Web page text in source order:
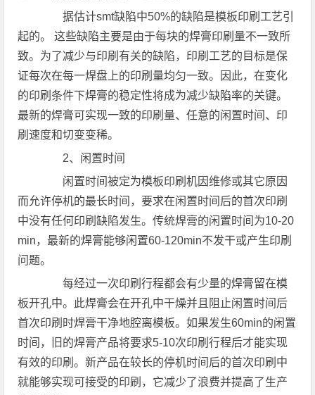
据估计smt缺陷中50%的缺陷是模板印刷工艺引
起的。 这些缺陷主要是由于每块的焊膏印刷量不一致所
致。为了减少与印刷有关的缺陷，印刷工艺的目标是保
证每次在每一焊盘上的印刷量均匀一致。因此，在变化
的印刷条件下焊膏的稳定性将成为减少缺陷率的关键。
最新的焊膏可实现一致的印刷量、任意的闲置时间、印
刷速度和切变变稀。
2、闲置时间
闲置时间被定为模板印刷机因维修或其它原因
而允许停机的最长时间，要求在闲置时间后的首次印刷
中没有任何印刷缺陷发生。传统焊膏的闲置时间为10-20
min，最新的焊膏能够闲置60-120min不发干或产生印刷
问题。
每经过一次印刷行程都会有少量的焊膏留在模
板开孔中。此焊膏会在开孔中干燥并且阻止闲置时间后
首次印刷时焊膏干净地腔离模板。如果发生60min的闲置
时间，旧的焊膏产品将要求5-10次印刷行程后才能实现
有效的印刷。新产品在较长的停机时间后的首次印刷中
就能够实现可接受的印刷，它减少了浪费并提高了生产